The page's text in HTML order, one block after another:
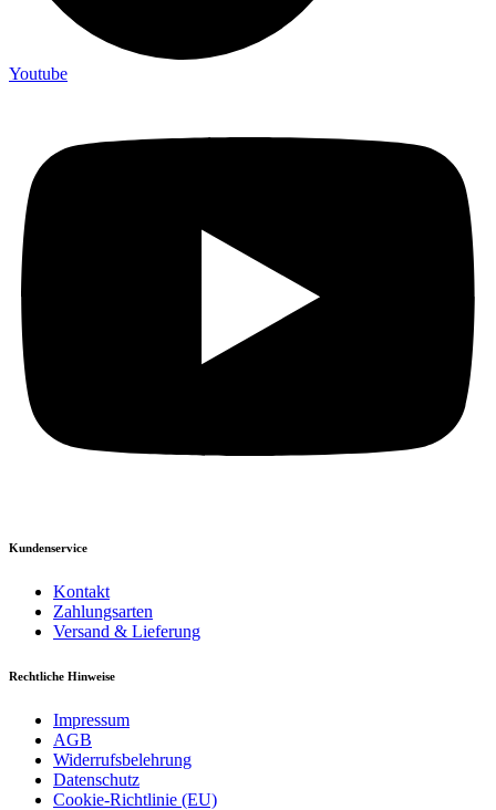
Youtube
Kundenservice
Kontakt
Zahlungsarten
Versand & Lieferung
Rechtliche Hinweise
Impressum
AGB
Widerrufsbelehrung
Datenschutz
Cookie-Richtlinie (EU)